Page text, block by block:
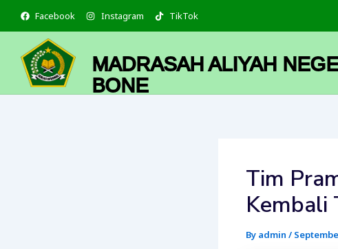
content
Facebook Instagram TikTok
MADRASAH ALIYAH
BONE
Tim
Kembali
By admin /